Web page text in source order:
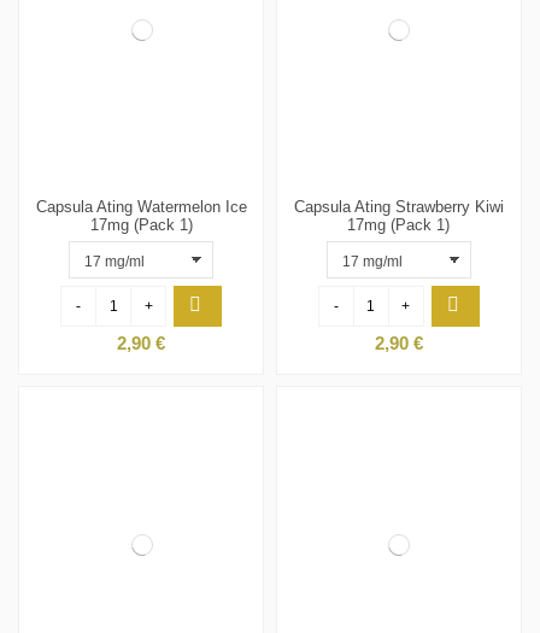
Capsula Ating Watermelon Ice
17mg (Pack 1)
- +
2,90 €
Capsula Ating Strawberry Kiwi
17mg (Pack 1)
- +
2,90 €